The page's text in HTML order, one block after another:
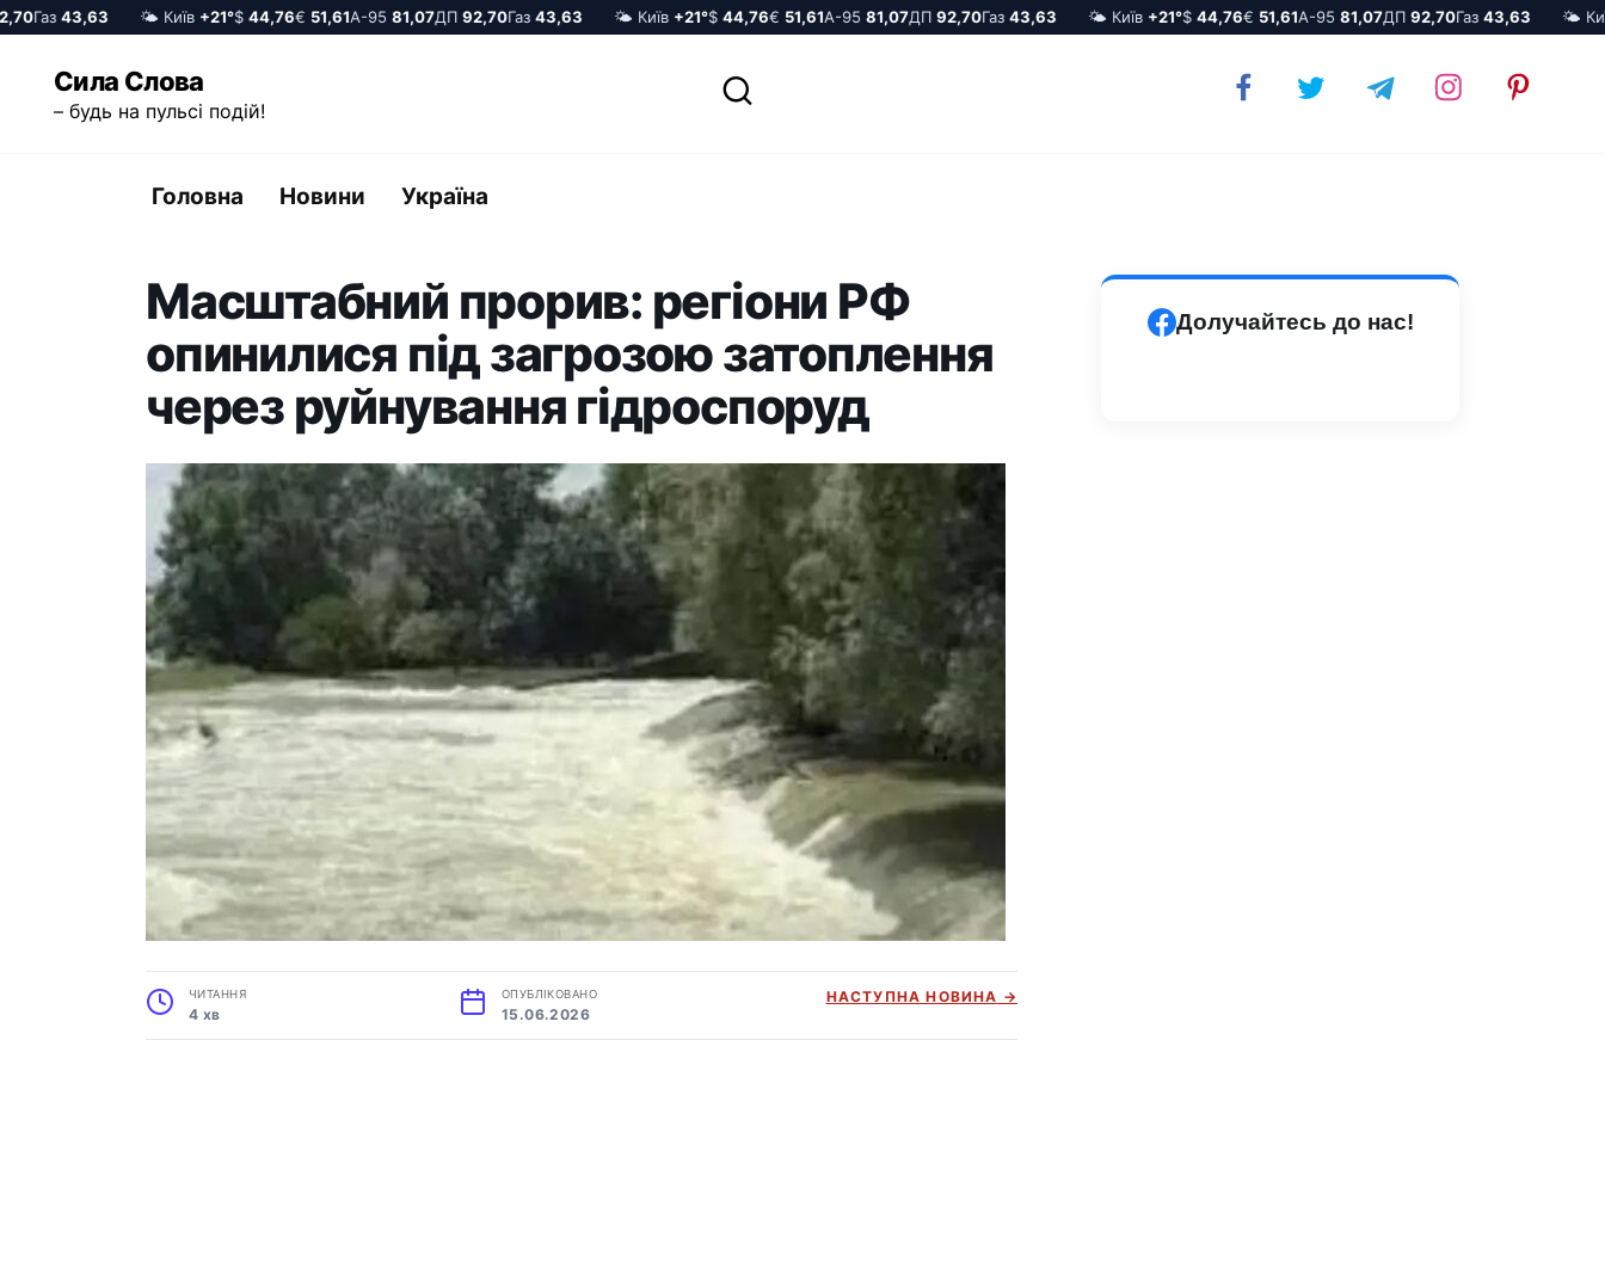
Газ43,63 🌤️ Київ+21°$44,76€51,61А-9581,07ДП92,70Газ43,63 🌤️ Київ+21°$44,76€51,61А-9581,07ДП92,70Газ43,63 🌤️ Київ+21°$44,76€51,61А-9581,07ДП92,70Газ43,63 🌤️ Київ
вмісту
Сила Слова
– будь на пульсі подій!
Головна Новини Україна
Масштабний прорив: регіони РФ
опинилися під загрозою затоплення
через руйнування гідроспоруд
ЧИТАННЯ
4 хв
ОПУБЛІКОВАНО
15.06.2026
НАСТУПНА НОВИНА →
Долучайтесь до нас!